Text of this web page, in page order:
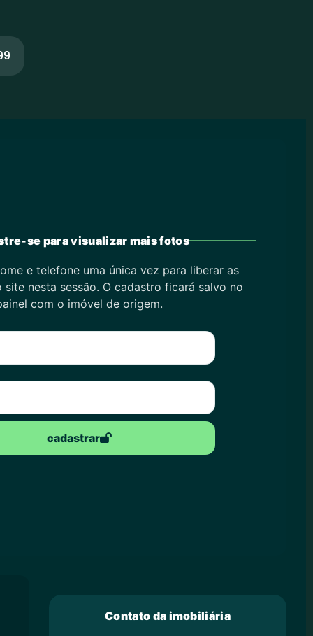
se para visualizar mais fotos
e telefone uma única vez para liberar as
nesta sessão. O cadastro ficará salvo no
com o imóvel de origem.
cadastrar
Contato da imobiliária